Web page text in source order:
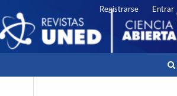
Registrarse Entrar